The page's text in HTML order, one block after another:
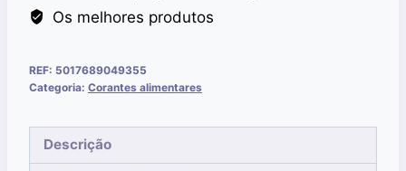
Os melhores produtos
REF: 5017689049355
Categoria: Corantes alimentares
Descrição